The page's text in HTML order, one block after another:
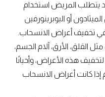
يتطلب المريض استخدام
أو البوبرينورفين
تخفيف أعراض الانسحاب.
القلق، الأرق، آلام الجسم،
هذه الأعراض، وأحيانًا
إذا كانت أعراض الانسحاب